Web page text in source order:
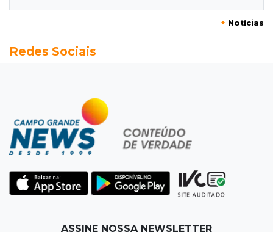
Júri condena a 25 anos homem que atropelou
Banco Central reduz juros para 14% ao ano em
4º corte consecutivo
Dólar comercial fecha cotado a R$ 5,12 com
atenção ao cenário externo
Ideb
+ Notícias
Redes Sociais
ASSINE NOSSA NEWSLETTER